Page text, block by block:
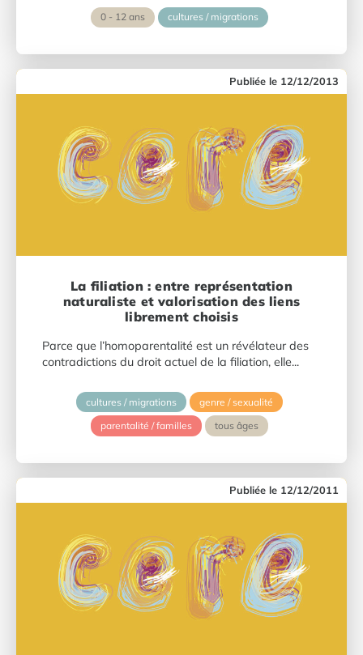
0 - 12 ans cultures / migrations
12/12/2013
La filiation : entre représentation
naturaliste et valorisation des liens
librement choisis
Parce que l’homoparentalité est un révélateur des
contradictions du droit actuel de la filiation, elle...
cultures / migrations
genre / sexualité
parentalité / familles
tous âges
12/12/2011